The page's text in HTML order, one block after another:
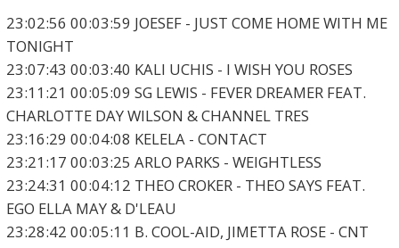
23:02:56 00:03:59 JOESEF - JUST COME HOME WITH ME
TONIGHT
23:07:43 00:03:40 KALI UCHIS - I WISH YOU ROSES
23:11:21 00:05:09 SG LEWIS - FEVER DREAMER FEAT.
CHARLOTTE DAY WILSON & CHANNEL TRES
23:16:29 00:04:08 KELELA - CONTACT
23:21:17 00:03:25 ARLO PARKS - WEIGHTLESS
23:24:31 00:04:12 THEO CROKER - THEO SAYS FEAT.
EGO ELLA MAY & D'LEAU
23:28:42 00:05:11 B. COOL-AID, JIMETTA ROSE - CNT